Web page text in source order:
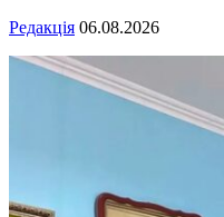
Редакція 06.08.2026